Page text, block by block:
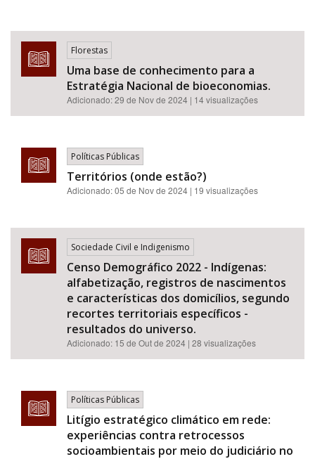
Florestas
Uma base de conhecimento para a
Estratégia Nacional de bioeconomias.
Adicionado:29 de Nov de 2024 | 14 visualizações
Políticas Públicas
Territórios (onde estão?)
Adicionado:05 de Nov de 2024 | 19 visualizações
Sociedade Civil e Indigenismo
Censo Demográfico 2022 - Indígenas:
alfabetização, registros de nascimentos
e características dos domicílios, segundo
recortes territoriais específicos -
resultados do universo.
Adicionado: 15 de Out de 2024 | 28 visualizações
Políticas Públicas
Litígio estratégico climático em rede:
experiências contra retrocessos
socioambientais por meio do judiciário no